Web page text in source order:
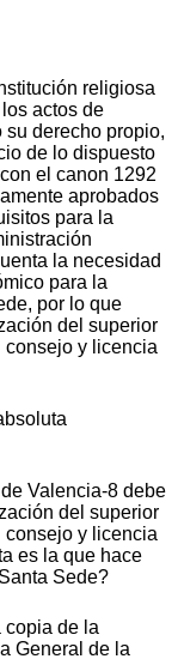
religiosa
actos de
derecho propio,
de lo dispuesto
el canon 1292
aprobados
para la
la necesidad
para la
por lo que
del superior
consejo y licencia
Valencia-8 debe
del superior
consejo y licencia
es la que hace
Sede?
copia de la
General de la